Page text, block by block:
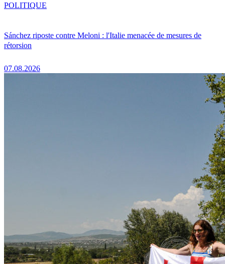
Sánchez riposte contre Meloni : l'Italie menacée de mesures de
rétorsion
07.08.2026
POLITIQUE